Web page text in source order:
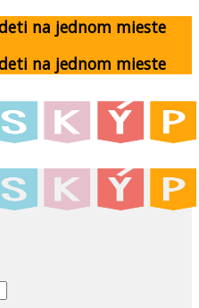
na jednom mieste
na jednom mieste